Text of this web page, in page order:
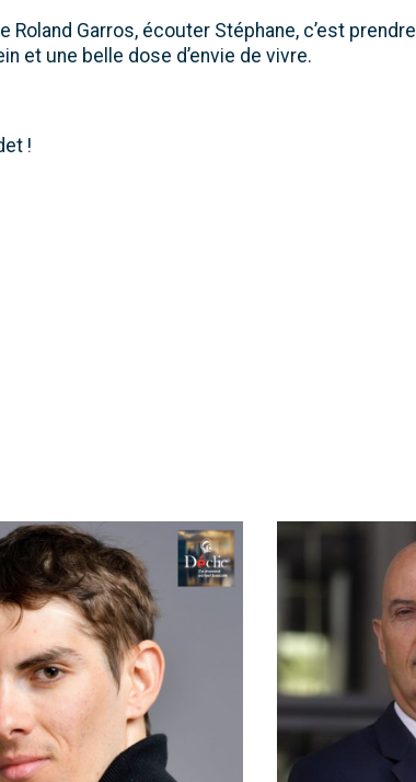
Roland Garros, écouter Stéphane, c’est prendre
et une belle dose d’envie de vivre.
!